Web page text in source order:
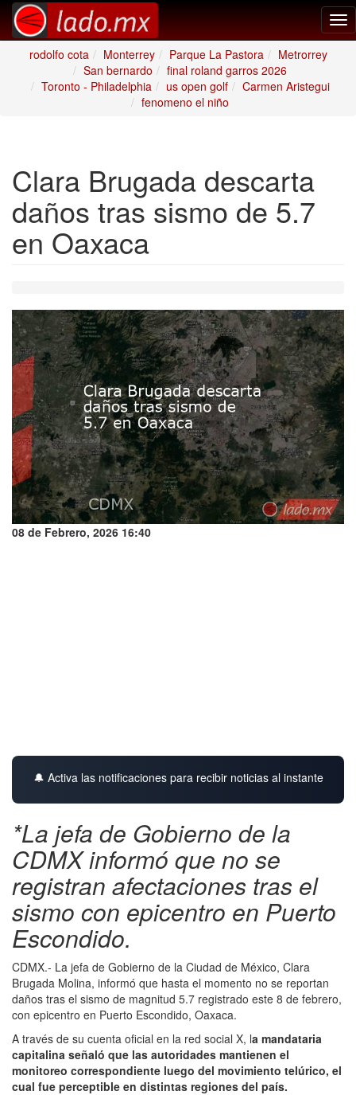
rodolfo cota
Monterrey Parque La Pastora
Metrorrey
San bernardo
final roland garros 2026
Toronto - Philadelphia
us open golf
Carmen Aristegui
fenomeno el niño
Clara Brugada descarta
daños tras sismo de 5.7
en Oaxaca
08 de Febrero, 2026 16:40
🔔 Activa las notificaciones para recibir noticias al instante
*La jefa de Gobierno de la
CDMX informó que no se
registran afectaciones tras el
sismo con epicentro en Puerto
Escondido.
CDMX.- La jefa de Gobierno de la Ciudad de México, Clara
Brugada Molina, informó que hasta el momento no se reportan
daños tras el sismo de magnitud 5.7 registrado este 8 de febrero,
con epicentro en Puerto Escondido, Oaxaca.
A través de su cuenta oficial en la red social X, la mandataria
capitalina señaló que las autoridades mantienen el
monitoreo correspondiente luego del movimiento telúrico, el
cual fue perceptible en distintas regiones del país.